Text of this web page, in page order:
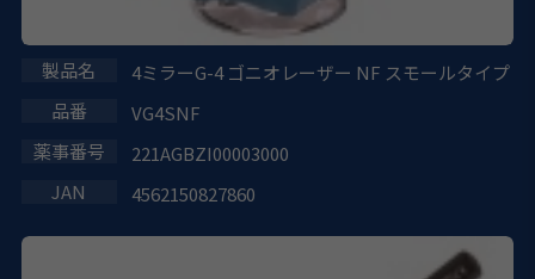
4ミラーG-4 ゴニオレーザー NF スモールタイプ
VG4SNF
221AGBZI00003000
4562150827860